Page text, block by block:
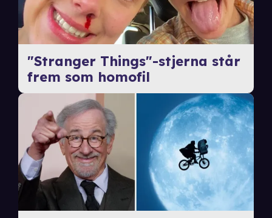
"Stranger Things"-stjerna står
frem som homofil